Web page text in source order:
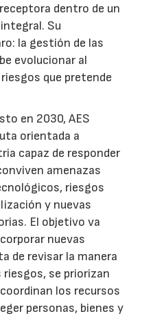
dentro de un
Su
la gestión de las
evolucionar al
que pretende
en 2030, AES
orientada a
capaz de responder
amenazas
riesgos
y nuevas
El objetivo va
nuevas
de revisar la manera
riesgos, se priorizan
los recursos
personas, bienes y